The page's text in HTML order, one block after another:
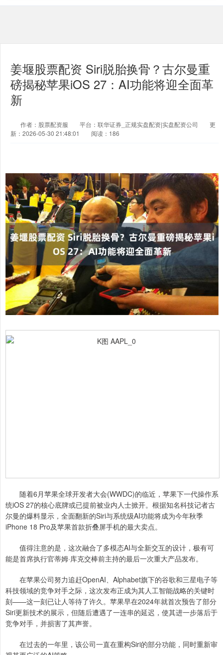
姜堰股票配资 Siri脱胎换骨？古尔曼重
磅揭秘苹果iOS 27：AI功能将迎全面革
新
作者：股票配资服 平台：联华证券_正规实盘配资|实盘配资公司
更
新：2026-05-30 21:48:01
阅读：186
随着6月苹果全球开发者大会(WWDC)的临近，苹果下一代操作系
统iOS 27的核心底牌或已提前被业内人士掀开。根据知名科技记者古
尔曼的爆料显示，全面翻新的Siri与系统级AI功能将成为今年秋季
iPhone 18 Pro及苹果首款折叠屏手机的最大卖点。
值得注意的是，这次融合了多模态AI与全新交互的设计，极有可
能是首席执行官蒂姆·库克交棒前主持的最后一次重大产品发布。
在苹果公司努力追赶OpenAI、Alphabet旗下的谷歌和三星电子等
科技领域的竞争对手之际，这次发布正成为其人工智能战略的关键时
刻——这一刻已让人等待了许久。苹果早在2024年就首次预告了部分
Siri更新技术的展示，但随后遭遇了一连串的延迟，使其进一步落后于
竞争对手，并损害了其声誉。
在过去的一年里，该公司一直在重构Siri的部分功能，同时重新审